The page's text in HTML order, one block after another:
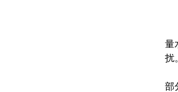
量
扰
部